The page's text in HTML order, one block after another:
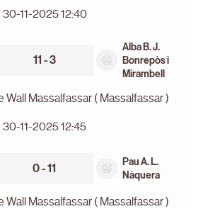
30-11-2025 12:40
11 - 3
Alba B. J.
Bonrepòs i
Mirambell
Wall Massalfassar ( Massalfassar )
30-11-2025 12:45
0 - 11
Pau A. L.
Nàquera
Wall Massalfassar ( Massalfassar )